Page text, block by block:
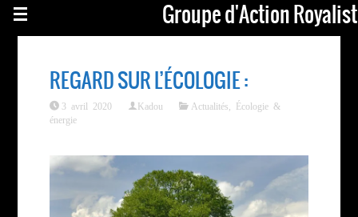
Groupe d'Action
REGARD SUR L’ÉCOLOGIE :
3 avril 2020 Kadou Actualités
Écologie &
énergie